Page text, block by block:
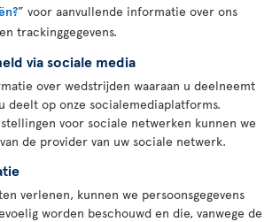
” voor aanvullende informatie over ons
trackinggegevens.
via sociale media
over wedstrijden waaraan u deelneemt
deelt op onze socialemediaplatforms.
voor sociale netwerken kunnen we
de provider van uw sociale netwerk.
verlenen, kunnen we persoonsgegevens
worden beschouwd en die, vanwege de